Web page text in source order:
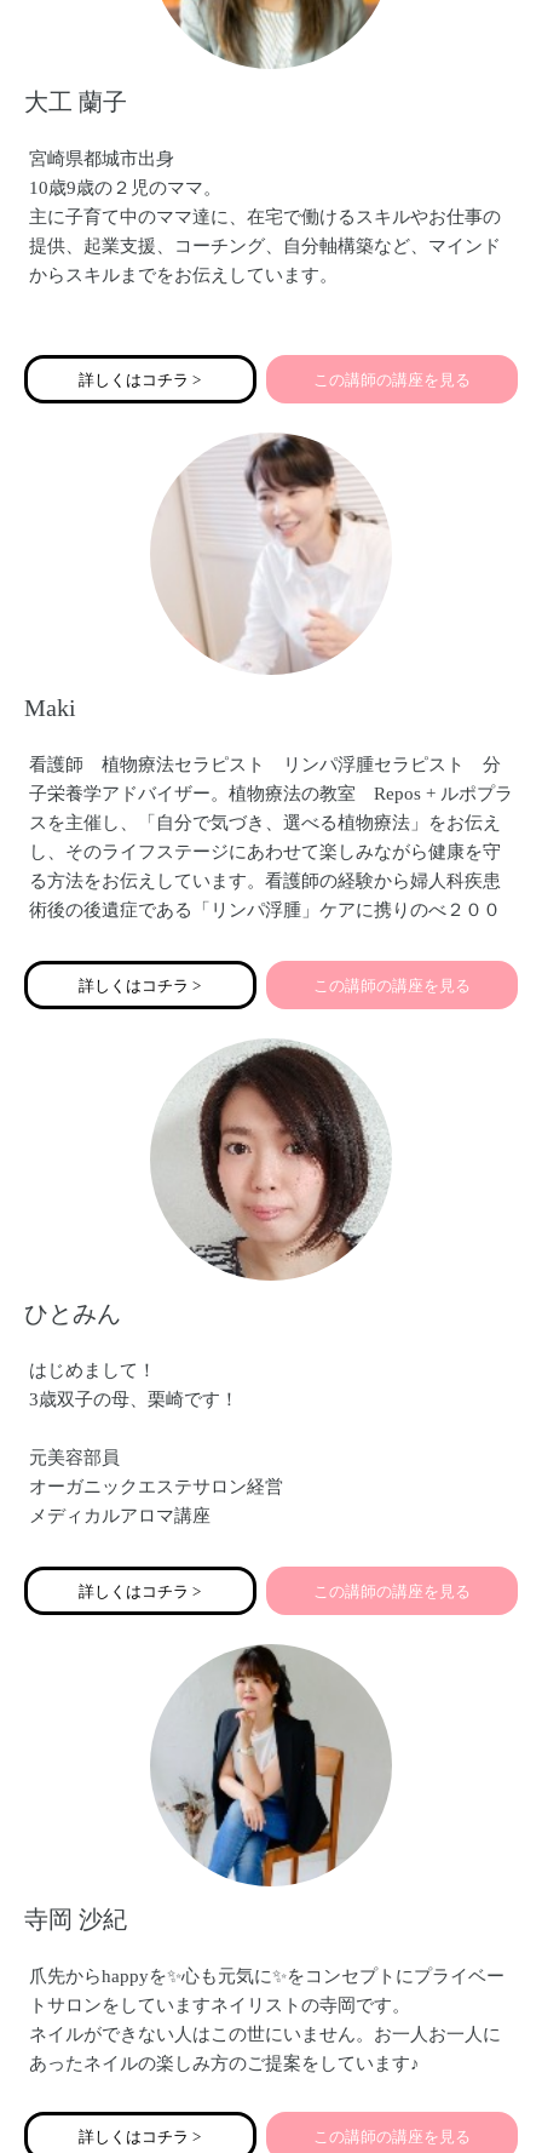
大工 蘭子
宮崎県都城市出身
10歳9歳の２児のママ。
主に子育て中のママ達に、在宅で働けるスキルやお仕事の
提供、起業支援、コーチング、自分軸構築など、マインド
からスキルまでをお伝えしています。
カデミーを主宰。
詳しくはコチラ > この講師の講座を見る
Maki
看護師 植物療法セラピスト リンパ浮腫セラピスト 分
子栄養学アドバイザー。植物療法の教室 Repos + ルポプラ
スを主催し、「自分で気づき、選べる植物療法」をお伝え
し、そのライフステージにあわせて楽しみながら健康を守
る方法をお伝えしています。看護師の経験から婦人科疾患
術後の後遺症である「リンパ浮腫」ケアに携りのべ２００
２人の子供と共に主人の転勤により、北九州、岩手、アメ
リカ（カリフォルニア）東京と、生活をし１２年前より北
詳しくはコチラ > この講師の講座を見る
ひとみん
はじめまして！
3歳双子の母、栗崎です！
元美容部員
オーガニックエステサロン経営
メディカルアロマ講座
ハーブボールセルフケア講座
よろしくお願い致します。
詳しくはコチラ > この講師の講座を見る
寺岡 沙紀
爪先からhappyを✨心も元気に✨をコンセプトにプライベー
トサロンをしていますネイリストの寺岡です。
ネイルができない人はこの世にいません。お一人お一人に
あったネイルの楽しみ方のご提案をしています♪
詳しくはコチラ > この講師の講座を見る